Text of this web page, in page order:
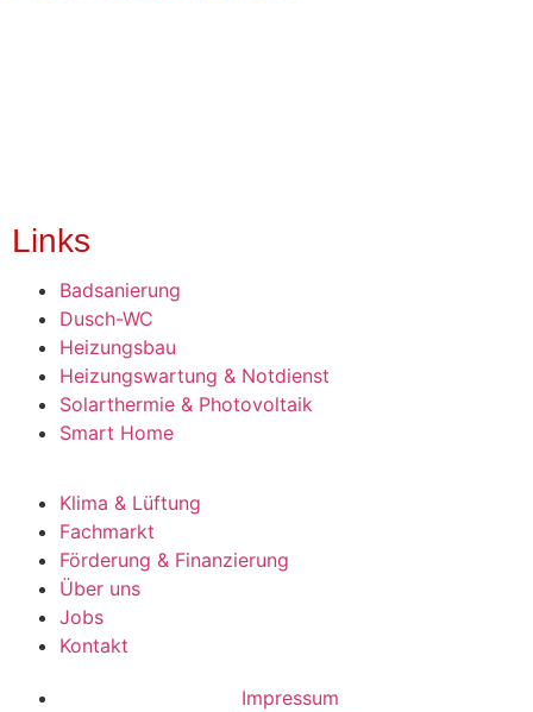
Links
Badsanierung
Dusch-WC
Heizungsbau
Heizungswartung & Notdienst
Solarthermie & Photovoltaik
Smart Home
Klima & Lüftung
Fachmarkt
Förderung & Finanzierung
Über uns
Jobs
Kontakt
Impressum